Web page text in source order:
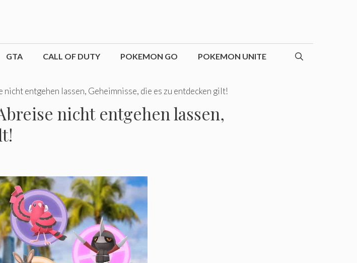
GTA CALL OF DUTY POKEMON GO POKEMON UNITE
entgehen lassen, Geheimnisse, die es zu entdecken gilt!
nicht entgehen lassen,